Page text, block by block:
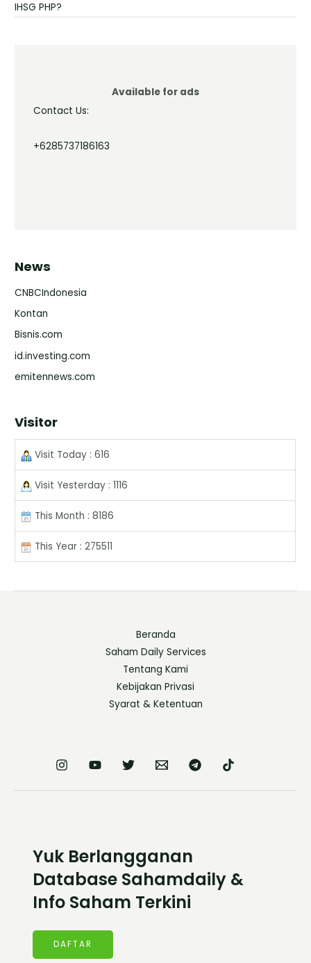
IHSG PHP?
Available for ads
Contact Us:
+6285737186163
News
CNBCIndonesia
Kontan
Bisnis.com
id.investing.com
emitennews.com
Visitor
Visit Today : 616
Visit Yesterday : 1116
This Month : 8186
This Year : 275511
Beranda
Saham Daily Services
Tentang Kami
Kebijakan Privasi
Syarat & Ketentuan
Yuk Berlangganan
Database Sahamdaily &
Info Saham Terkini
DAFTAR